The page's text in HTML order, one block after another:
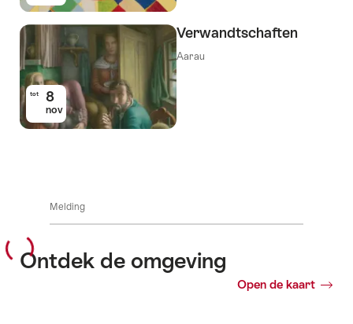
tot 8
nov
Verwandtschaften
Aarau
Melding
Ontdek de omgeving
Open de kaart